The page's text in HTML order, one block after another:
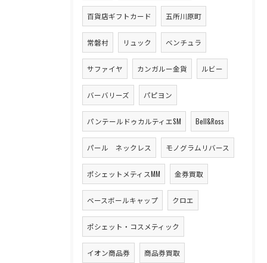
百貨店ギフトカード 五所川原町
常磐村 リュック ベンチュラ
サファイヤ カンガルー金貨 ルビー
バーバリーズ パピヨン
パンテールドゥカルティエSM Bell&Ross
パール ネックレス モノグラムリバース
ポシェットメティスMM 金券買取
ベースボールキャップ クロエ
ポシェット・コスメティック
イオン商品券 商品券買取